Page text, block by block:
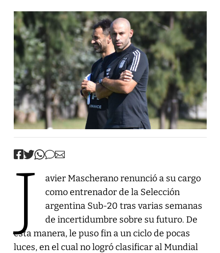
J
avier Mascherano renunció a su cargo
como entrenador de la Selección
argentina Sub-20 tras varias semanas
de incertidumbre sobre su futuro. De
esta manera, le puso fin a un ciclo de pocas
luces, en el cual no logró clasificar al Mundial